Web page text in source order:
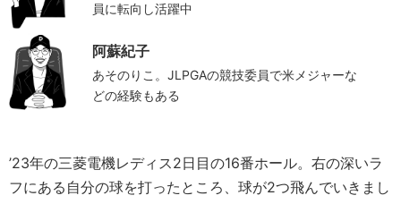
員に転向し活躍中
阿蘇紀子
あそのりこ。JLPGAの競技委員で米メジャーな
どの経験もある
’23年の三菱電機レディス2日目の16番ホール。右の深いラ
フにある自分の球を打ったところ、球が2つ飛んでいきまし